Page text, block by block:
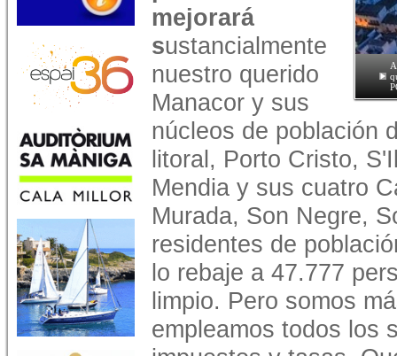
mejorará
sustancialmente
nuestro querido
Manacor y sus
núcleos de población
litoral, Porto Cristo,
Mendia y sus cuatro
Murada, Son Negre,
residentes de
lo rebaje a 47.777
limpio. Pero somos
empleamos todos los